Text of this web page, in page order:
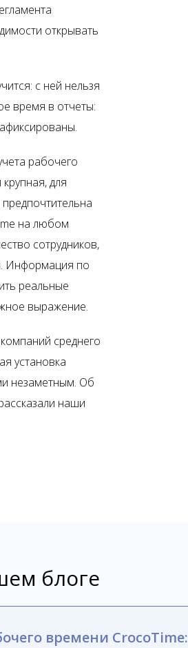
открывать
с ней нельзя
время в отчеты:
рабочего
для
на любом
сотрудников,
Информация по
реальные
выражение.
среднего
установка
незаметным. Об
наши
блоге
времени CrocoTime: